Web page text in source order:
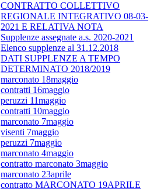
CONTRATTO COLLETTIVO
REGIONALE INTEGRATIVO 08-03-
2021 E RELATIVA NOTA
Supplenze assegnate a.s. 2020-2021
Elenco supplenze al 31.12.2018
DATI SUPPLENZE A TEMPO
DETERMINATO 2018/2019
marconato 18maggio
contratti 16maggio
peruzzi 11maggio
contratti 10maggio
marconato 7maggio
visenti 7maggio
peruzzi 7maggio
marconato 4maggio
contratto marconato 3maggio
marconato 23aprile
contratto MARCONATO 19APRILE